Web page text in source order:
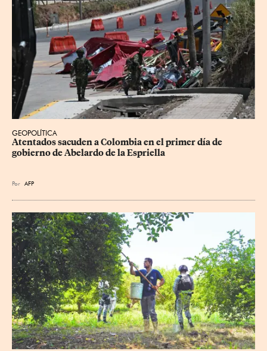
GEOPOLÍTICA
Atentados sacuden a Colombia en el primer día de
gobierno de Abelardo de la Espriella
Por AFP